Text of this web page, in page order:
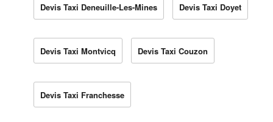
Devis Taxi Deneuille-Les-Mines Devis Taxi Doyet
Devis Taxi Montvicq Devis Taxi Couzon
Devis Taxi Franchesse